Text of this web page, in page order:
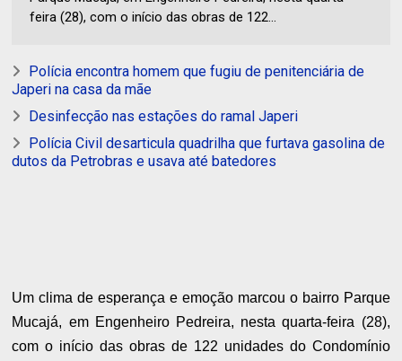
feira (28), com o início das obras de 122...
Polícia encontra homem que fugiu de penitenciária de
Japeri na casa da mãe
Desinfecção nas estações do ramal Japeri
Polícia Civil desarticula quadrilha que furtava gasolina de
dutos da Petrobras e usava até batedores
Um clima de esperança e emoção marcou o bairro Parque
Mucajá, em Engenheiro Pedreira, nesta quarta-feira (28),
com o início das obras de 122 unidades do Condomínio